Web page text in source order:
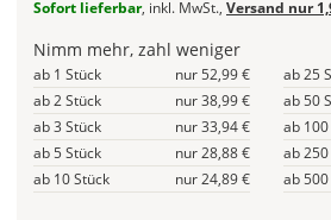
Farbe
wird
ein
mehrfarbiges
Design
einfarbig.
Sofort lieferbar, inkl. MwSt., Versand nur
Nimm mehr, zahl weniger
ab 1 Stück
nur 52,99 €
ab 2 Stück
nur 38,99 €
ab 3 Stück
nur 33,94 €
ab 5 Stück
nur 28,88 €
ab 10 Stück
nur 24,89 €
ab 25
ab 50
ab
ab
ab